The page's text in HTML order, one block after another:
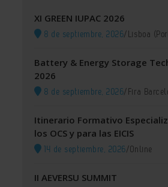
XI GREEN IUPAC 2026
8 de septiembre, 2026/Lisboa
Battery & Energy Storage
2026
8 de septiembre, 2026/Fira
Itinerario Formativo
los OCS y para las EICIS
14 de septiembre, 2026/Online
II AEVERSU SUMMIT